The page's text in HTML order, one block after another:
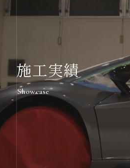
施工実績
Showcase